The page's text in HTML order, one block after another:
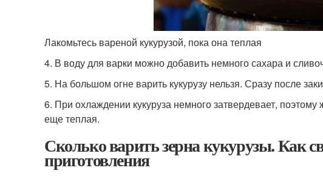
Лакомьтесь вареной кукурузой, пока она теплая
4. В воду для варки можно добавить немного сахара и
5. На большом огне варить кукурузу нельзя. Сразу после
6. При охлаждении кукуруза немного затвердевает,
еще теплая.
Сколько варить зерна кукурузы. Как
приготовления